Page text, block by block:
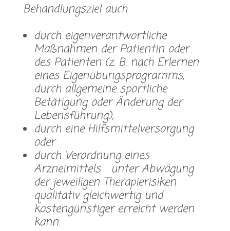
Behandlungsziel auch
durch eigenverantwortliche
Maßnahmen der Patientin oder
des Patienten (z. B. nach Erlernen
eines Eigenübungsprogramms,
durch allgemeine sportliche
Betätigung oder Änderung der
Lebensführung),
durch eine Hilfsmittelversorgung
oder
durch Verordnung eines
Arzneimittels unter Abwägung
der jeweiligen Therapierisiken
qualitativ gleichwertig und
kostengünstiger erreicht werden
kann.